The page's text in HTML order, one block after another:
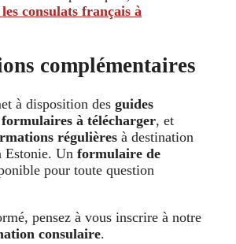
consulats français à
complémentaires
à disposition des guides
formulaires à télécharger, et
régulières à destination
Estonie. Un formulaire de
pour toute question
pensez à vous inscrire à notre
consulaire.